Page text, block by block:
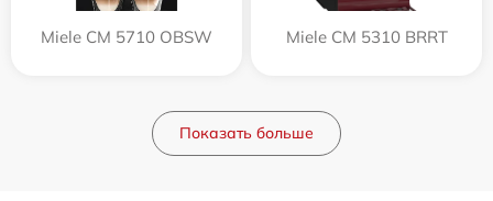
Miele CM 5710 OBSW Miele CM 5310 BRRT
Показать больше